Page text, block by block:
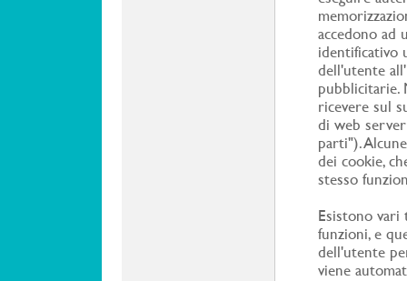
accedono ad
identificativo
dell'utente
pubblicitarie.
ricevere sul
di web
parti").
dei cookie,
stesso
Esistono vari
funzioni, e
dell'utente
viene